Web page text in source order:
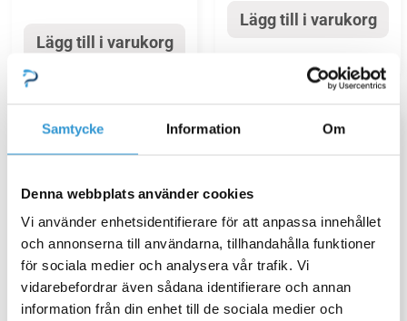
Samtycke Information Om
Denna webbplats använder cookies
Vi använder enhetsidentifierare för att anpassa innehållet
och annonserna till användarna, tillhandahålla funktioner
för sociala medier och analysera vår trafik. Vi
vidarebefordrar även sådana identifierare och annan
information från din enhet till de sociala medier och
Lägg till i varukorg
Lägg till i varukorg